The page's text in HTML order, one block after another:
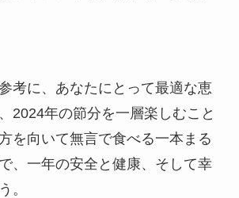
考に、あなたにとって最適な恵
2024年の節分を一層楽しむこと
を向いて無言で食べる一本まる
、一年の安全と健康、そして幸
。